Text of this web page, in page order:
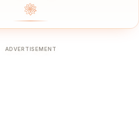
❀
ADVERTISEMENT